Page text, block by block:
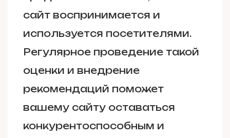
сайт воспринимается и
используется посетителями.
Регулярное проведение такой
оценки и внедрение
рекомендаций поможет
вашему сайту оставаться
конкурентоспособным и